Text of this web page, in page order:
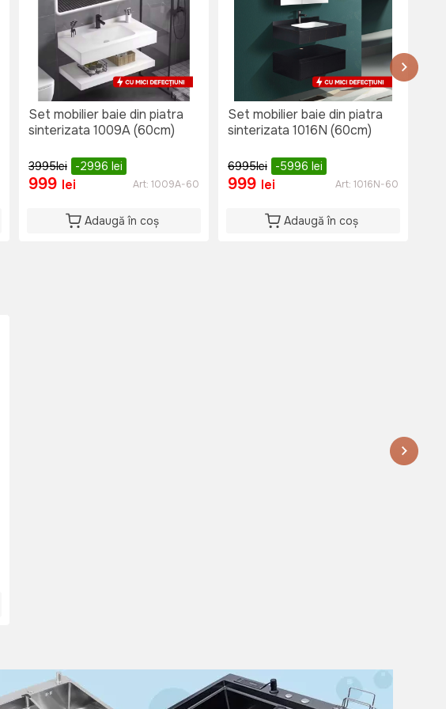
Set mobilier baie din piatra
sinterizata 1009A (60cm)
3995lei -2996 lei
999 lei Art: 1009A-60
Adaugă în coș
Set mobilier baie din piatra
sinterizata 1016N (60cm)
6995lei -5996 lei
999 lei Art: 1016N-60
Adaugă în coș